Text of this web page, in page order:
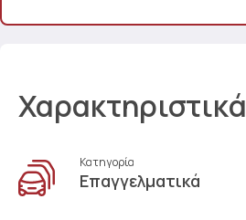
Χαρακτηριστικά
Κατηγορία
Επαγγελματικά